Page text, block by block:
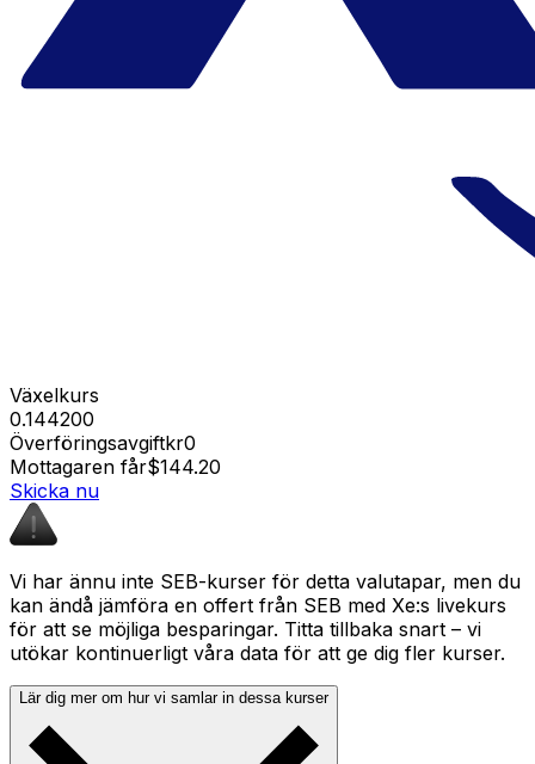
Växelkurs
0.144200
Överföringsavgiftkr0
Mottagaren får$144.20
Skicka nu
Vi har ännu inte SEB-kurser för detta valutapar, men du
kan ändå jämföra en offert från SEB med Xe:s livekurs
för att se möjliga besparingar. Titta tillbaka snart – vi
utökar kontinuerligt våra data för att ge dig fler kurser.
Lär dig mer om hur vi samlar in dessa kurser